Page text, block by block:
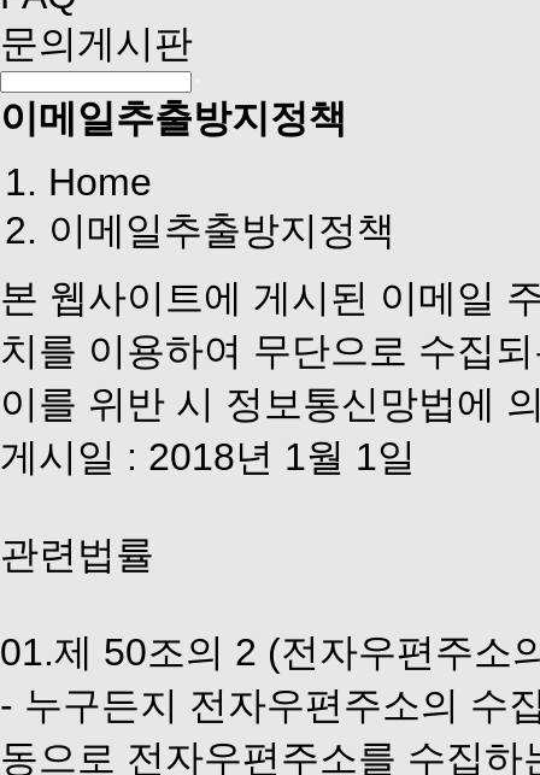
문의게시판
이메일추출방지정책
Home
이메일추출방지정책
본 웹사이트에 게시된 이메일
치를 이용하여 무단으로 수집
이를 위반 시 정보통신망법에
게시일 : 2018년 1월 1일
관련법률
01.제 50조의 2 (전자우편주소
- 누구든지 전자우편주소의 수
동으로 전자우편주소를 수집